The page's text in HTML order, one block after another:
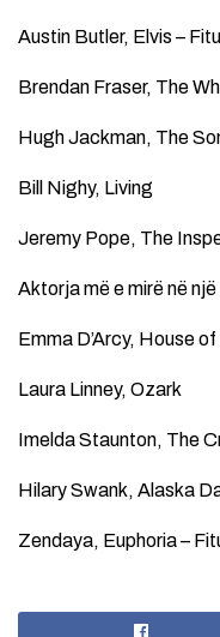
Austin Butler, Elvis –
Brendan Fraser, The
Hugh Jackman, The
Bill Nighy, Living
Jeremy Pope, The
Aktorja më e mirë në
Emma D’Arcy, House
Laura Linney, Ozark
Imelda Staunton, The
Hilary Swank, Alaska
Zendaya, Euphoria –